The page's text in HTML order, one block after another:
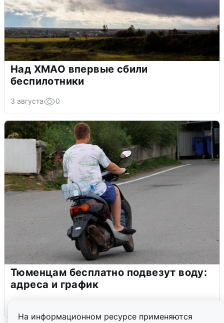
На информационном ресурсе применяются
Над ХМАО впервые сбили
беспилотники
3 августа 0
Тюменцам бесплатно подвезут воду:
адреса и график